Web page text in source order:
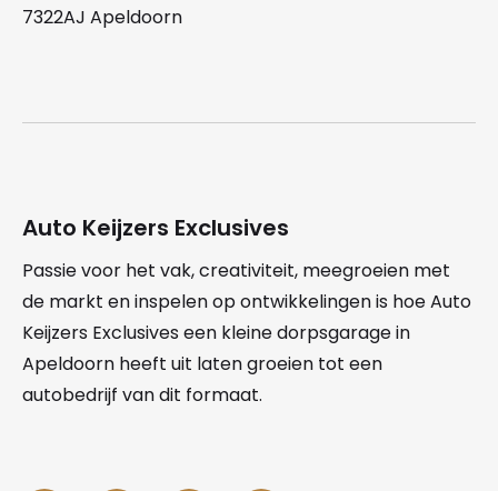
7322AJ Apeldoorn
Auto Keijzers Exclusives
Passie voor het vak, creativiteit, meegroeien met
de markt en inspelen op ontwikkelingen is hoe Auto
Keijzers Exclusives een kleine dorpsgarage in
Apeldoorn heeft uit laten groeien tot een
autobedrijf van dit formaat.